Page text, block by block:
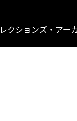
クションズ・アー